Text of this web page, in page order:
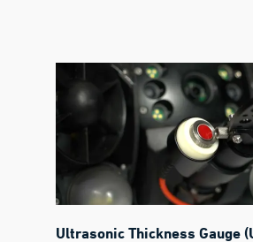
Ultrasonic Thickness Gauge